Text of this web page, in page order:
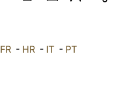
FR- HR- IT- PT